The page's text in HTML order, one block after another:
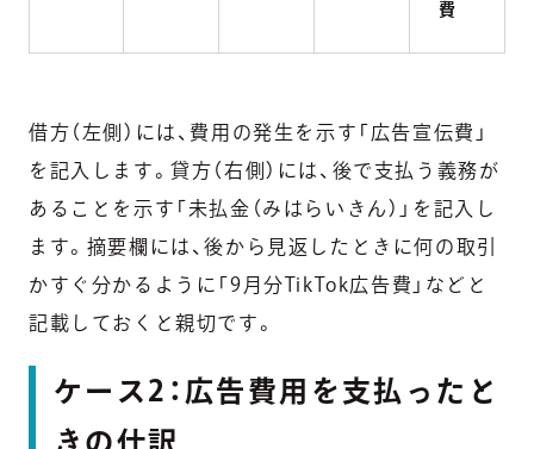
費
借方（左側）には、費用の発生を示す「広告宣伝費」
を記入します。貸方（右側）には、後で支払う義務が
あることを示す「未払金（みはらいきん）」を記入し
ます。摘要欄には、後から見返したときに何の取引
かすぐ分かるように「9月分TikTok広告費」などと
記載しておくと親切です。
ケース2：広告費用を支払ったと
きの仕訳